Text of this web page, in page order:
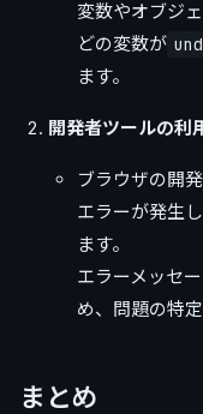
変数やオブジ
どの変数が
ます。
開発者ツールの利
ブラウザの開
エラーが発生
ます。
エラーメッセ
め、問題の特
まとめ